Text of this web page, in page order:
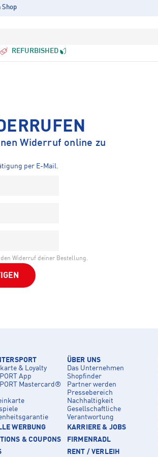
Shop
REFURBISHED
Widerruf online zu
per E-Mail.
Widerruf deiner Bestellung.
& Loyalty
App
Mastercard®
WERBUNG
& COUPONS
ÜBER UNS
Das Unternehmen
Shopfinder
Partner werden
Pressebereich
Nachhaltigkeit
Gesellschaftliche
Verantwortung
KARRIERE & JOBS
FIRMENRADL
RENT / VERLEIH